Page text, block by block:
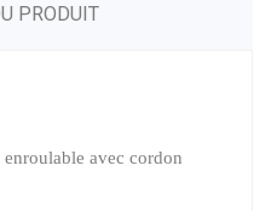
PRODUIT
enroulable avec cordon